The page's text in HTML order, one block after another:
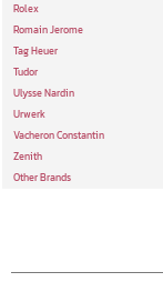
Rolex
Romain Jerome
Tag Heuer
Tudor
Ulysse Nardin
Urwerk
Vacheron Constantin
Zenith
Other Brands